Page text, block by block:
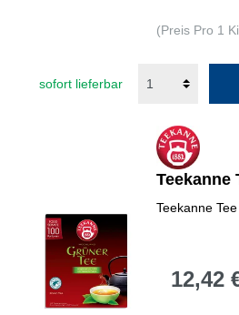
(Preis Pro 1
sofort lieferbar
Teekanne
Teekanne
12,42